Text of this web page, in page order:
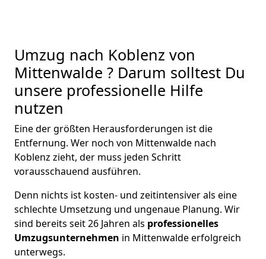
Umzug nach Koblenz von
Mittenwalde ? Darum solltest Du
unsere professionelle Hilfe
nutzen
Eine der größten Herausforderungen ist die
Entfernung. Wer noch von Mittenwalde nach
Koblenz zieht, der muss jeden Schritt
vorausschauend ausführen.
Denn nichts ist kosten- und zeitintensiver als eine
schlechte Umsetzung und ungenaue Planung. Wir
sind bereits seit 26 Jahren als professionelles
Umzugsunternehmen in Mittenwalde erfolgreich
unterwegs.